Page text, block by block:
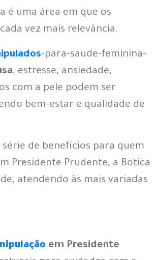
é uma área em que os
vez mais relevância.
-para-saude-feminina-
, estresse, ansiedade,
com a pele podem ser
bem-estar e qualidade de
de benefícios para quem
Presidente Prudente, a Botica
atendendo às mais variadas
em Presidente